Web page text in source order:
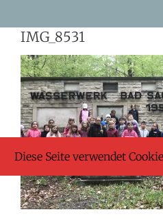
content
IMG_8531
Diese Seite verwendet